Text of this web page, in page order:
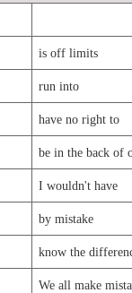
is off limits
run into
have no right to
be in the back of
I wouldn't have
by mistake
know the
We all make